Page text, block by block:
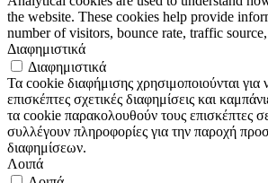
the website. These cookies help provide
number of visitors, bounce rate, traffic
Διαφημιστικά
Διαφημιστικά
Τα cookie διαφήμισης χρησιμοποιούνται για
επισκέπτες σχετικές διαφημίσεις και
τα cookie παρακολουθούν τους επισκέπτες
συλλέγουν πληροφορίες για την παροχή
διαφημίσεων.
Λοιπά